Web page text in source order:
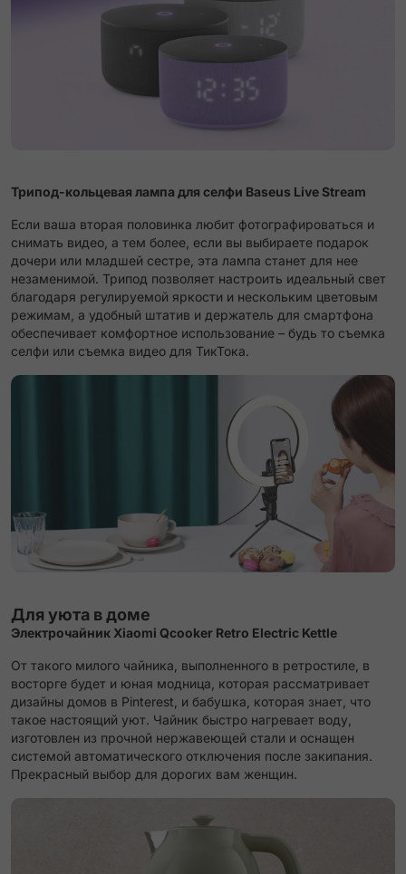
Трипод-кольцевая лампа для селфи Baseus Live Stream
Если ваша вторая половинка любит фотографироваться и
снимать видео, а тем более, если вы выбираете подарок
дочери или младшей сестре, эта лампа станет для нее
незаменимой. Трипод позволяет настроить идеальный свет
благодаря регулируемой яркости и нескольким цветовым
режимам, а удобный штатив и держатель для смартфона
обеспечивает комфортное использование – будь то съемка
селфи или съемка видео для ТикТока.
Для уюта в доме
Электрочайник Xiaomi Qcooker Retro Electric Kettle
От такого милого чайника, выполненного в ретростиле, в
восторге будет и юная модница, которая рассматривает
дизайны домов в Pinterest, и бабушка, которая знает, что
такое настоящий уют. Чайник быстро нагревает воду,
изготовлен из прочной нержавеющей стали и оснащен
системой автоматического отключения после закипания.
Прекрасный выбор для дорогих вам женщин.